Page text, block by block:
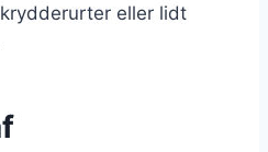
eller lidt